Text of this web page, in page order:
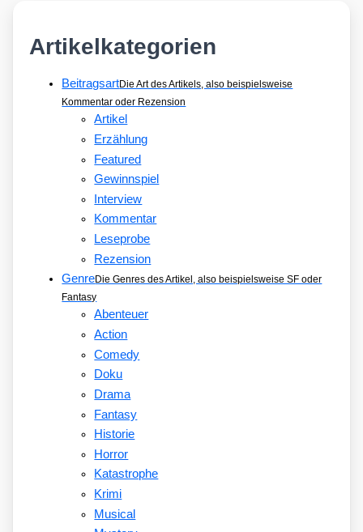
Artikelkategorien
BeitragsartDie Art des Artikels, also beispielsweise
Kommentar oder Rezension
Artikel
Erzählung
Featured
Gewinnspiel
Interview
Kommentar
Leseprobe
Rezension
GenreDie Genres des Artikel, also beispielsweise SF oder
Fantasy
Abenteuer
Action
Comedy
Doku
Drama
Fantasy
Historie
Horror
Katastrophe
Krimi
Musical